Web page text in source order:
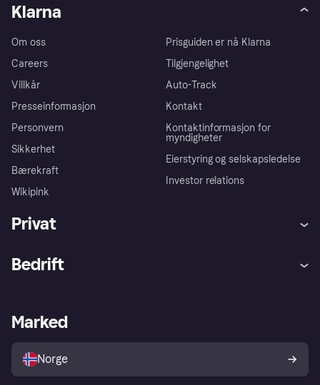
Klarna
Om oss
Careers
Villkår
Presseinformasjon
Personvern
Sikkerhet
Bærekraft
Wikipink
Prisguiden er nå Klarna
Tilgjengelighet
Auto-Track
Kontakt
Kontaktinformasjon for
myndigheter
Eierstyring og selskapsledelse
Investor relations
Privat
Utforsk butikker
Bedrift
Merchant portal
Marked
Norge